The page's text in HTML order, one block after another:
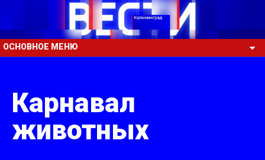
ОСНОВНОЕ МЕНЮ
Карнавал
животных